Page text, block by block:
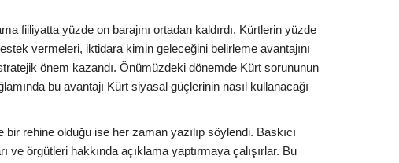
fiiliyatta yüzde on barajını ortadan kaldırdı. Kürtlerin yüzde
vermeleri, iktidara kimin geleceğini belirleme avantajını
önem kazandı. Önümüzdeki dönemde Kürt sorununun
bu avantajı Kürt siyasal güçlerinin nasıl kullanacağı
rehine olduğu ise her zaman yazılıp söylendi. Baskıcı
örgütleri hakkında açıklama yaptırmaya çalışırlar. Bu